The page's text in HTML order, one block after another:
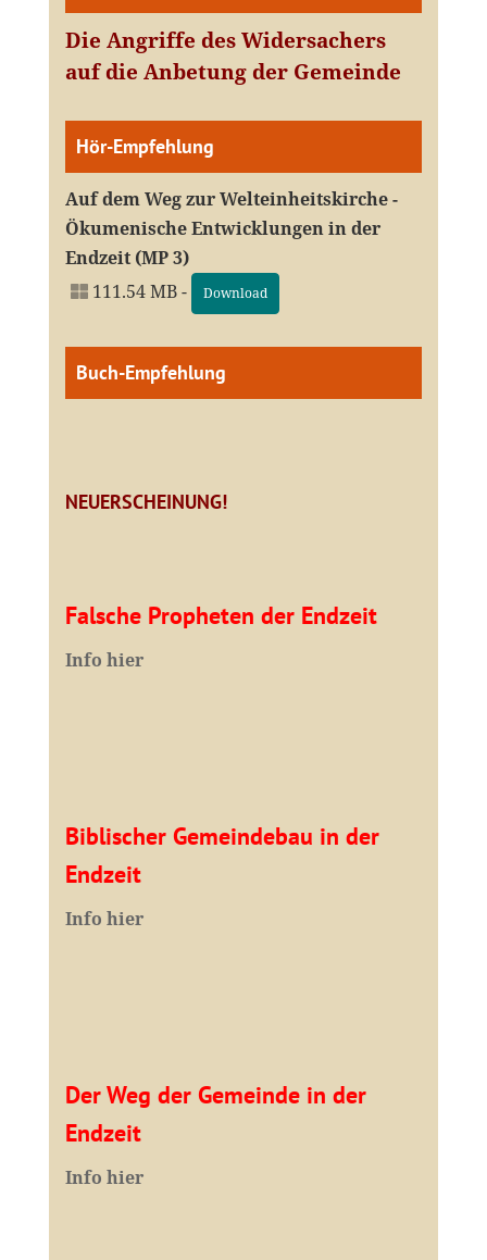
Die Angriffe des Widersachers
auf die Anbetung der Gemeinde
Hör-Empfehlung
Auf dem Weg zur Welteinheitskirche -
Ökumenische Entwicklungen in der
Endzeit (MP 3)
111.54 MB -
Download
Buch-Empfehlung
NEUERSCHEINUNG!
Falsche Propheten der Endzeit
Info hier
Biblischer Gemeindebau in der
Endzeit
Info hier
Der Weg der Gemeinde in der
Endzeit
Info hier